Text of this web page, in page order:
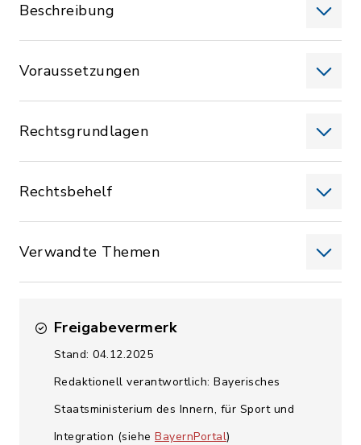
Beschreibung
Voraussetzungen
Rechtsgrundlagen
Rechtsbehelf
Verwandte Themen
Freigabevermerk
Stand: 04.12.2025
Redaktionell verantwortlich: Bayerisches
Staatsministerium des Innern, für Sport und
Integration (siehe BayernPortal)